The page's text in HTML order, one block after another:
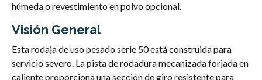
húmeda o revestimiento en polvo opcional.
Visión General
Esta rodaja de uso pesado serie 50 está construida para
servicio severo. La pista de rodadura mecanizada forjada en
caliente proporciona una sección de giro resistente para